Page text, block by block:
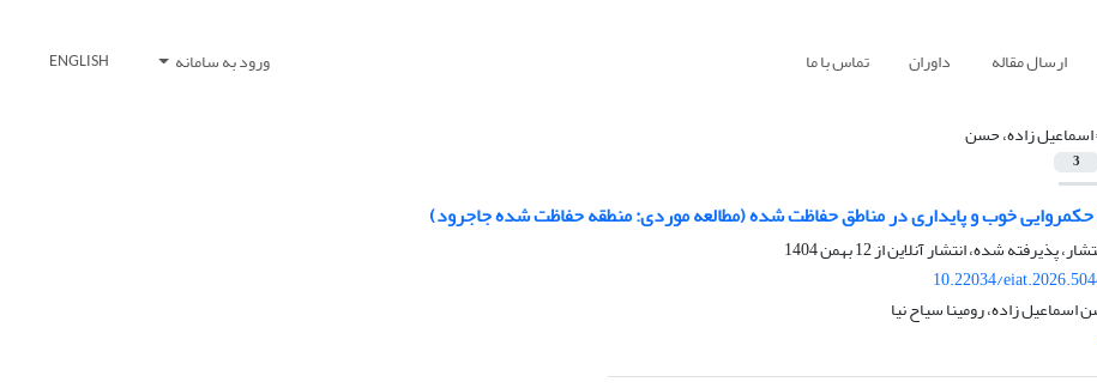
ارسال مقاله داوران تماس با ما ورود به سامانه ENGLISH
اسماعیل زاده، حسن
3
حکمروایی خوب و پایداری در مناطق حفاظت شده (مطالعه موردی: منطقه حفاظت شده جاجرود)
پذیرفته شده، انتشار آنلاین از12 بهمن 1404
10.22034/
اسماعیل زاده، رومینا سیاح نیا